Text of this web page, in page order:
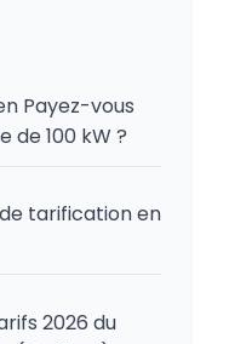
Payez-vous
de 100 kW ?
tarification en
2026 du